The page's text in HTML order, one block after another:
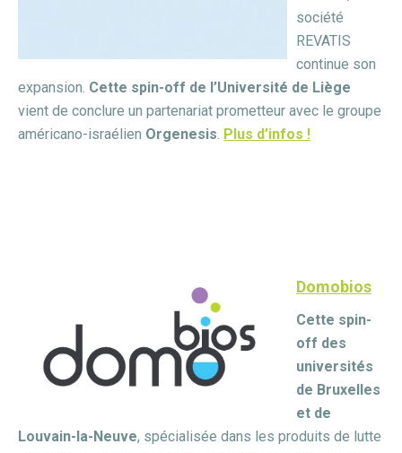
société
REVATIS
continue son
expansion. Cette spin-off de l’Université de Liège
vient de conclure un partenariat prometteur avec le groupe
américano-israélien Orgenesis. Plus d’infos !
Domobios
Cette spin-
off des
universités
de Bruxelles
et de
Louvain-la-Neuve, spécialisée dans les produits de lutte